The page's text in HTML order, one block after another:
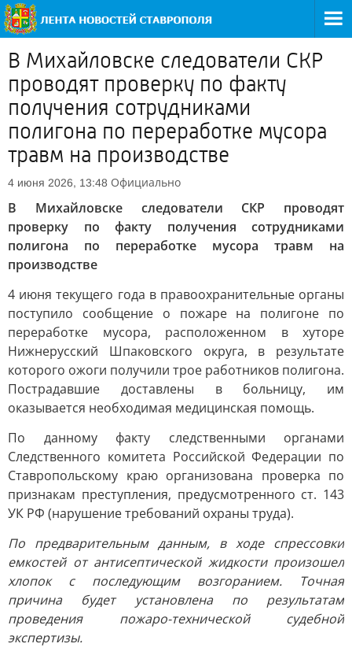
В Михайловске следователи СКР
проводят проверку по факту
получения сотрудниками
полигона по переработке мусора
травм на производстве
4 июня 2026, 13:48 Официально
В Михайловске следователи СКР проводят
проверку по факту получения сотрудниками
полигона по переработке мусора травм на
производстве
4 июня текущего года в правоохранительные органы
поступило сообщение о пожаре на полигоне по
переработке мусора, расположенном в хуторе
Нижнерусский Шпаковского округа, в результате
которого ожоги получили трое работников полигона.
Пострадавшие доставлены в больницу, им
оказывается необходимая медицинская помощь.
По данному факту следственными органами
Следственного комитета Российской Федерации по
Ставропольскому краю организована проверка по
признакам преступления, предусмотренного ст. 143
УК РФ (нарушение требований охраны труда).
По предварительным данным, в ходе спрессовки
емкостей от антисептической жидкости произошел
хлопок с последующим возгоранием. Точная
причина будет установлена по результатам
проведения пожаро-технической судебной
экспертизы.